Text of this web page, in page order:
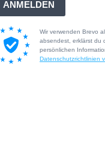
ANMELDEN
Wir verwenden Brevo
absendest, erklärst du
persönlichen
Datenschutzrichtlinien